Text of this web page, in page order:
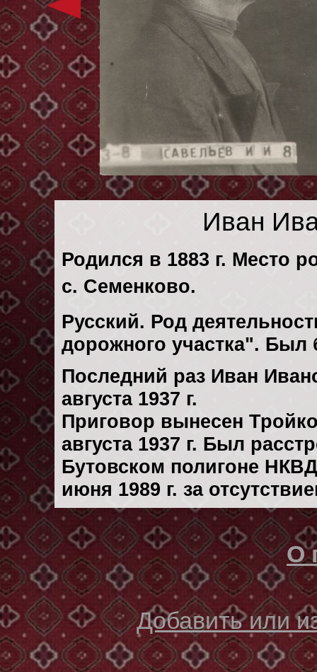
Иван
Родился в 1883 г. Место
с. Семенково.
Русский. Род
дорожного участка". Был
Последний раз Иван
августа 1937 г.
Приговор вынесен
августа 1937 г. Был
Бутовском полигоне
июня 1989 г. за
О
Добавить или